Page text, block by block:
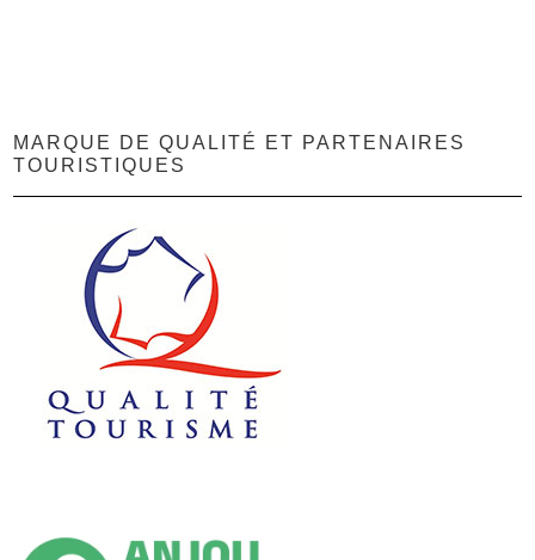
MARQUE DE QUALITÉ ET PARTENAIRES
TOURISTIQUES